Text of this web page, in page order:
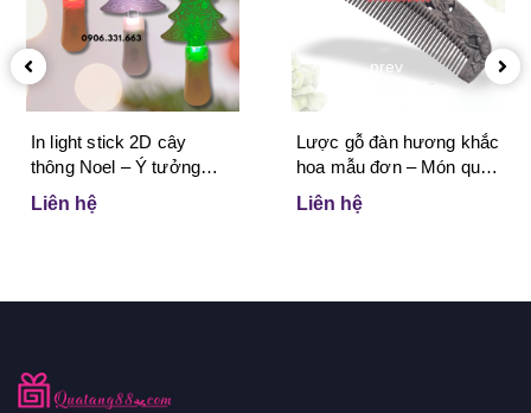
In light stick 2D cây
thông Noel – Ý tưởng
marketing sáng tạo giúp
doanh nghiệp bùng nổ
Liên hệ
Lược gỗ đàn hương khắc
hoa mẫu đơn – Món quà
tinh tế tôn vinh vẻ đẹp và
sự may mắn dành cho
Liên hệ
prev